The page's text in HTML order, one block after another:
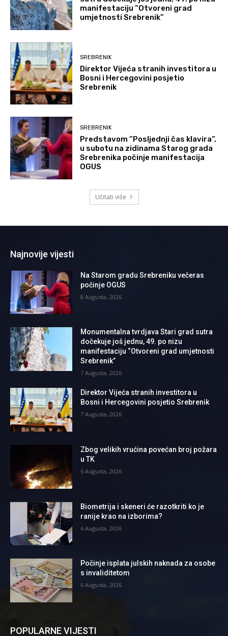
manifestaciju “Otvoreni grad
umjetnosti Srebrenik”
SREBRENIK
Direktor Vijeća stranih investitora u
Bosni i Hercegovini posjetio
Srebrenik
SREBRENIK
Predstavom “Posljednji čas klavira”,
u subotu na zidinama Starog grada
Srebrenika počinje manifestacija
OGUS
Učitati više
Najnovije vijesti
Na Starom gradu Srebreniku večeras
počinje OGUS
8 Augusta, 2026
Monumentalna tvrdjava Stari grad sutra
dočekuje još jednu, 49. po nizu
manifestaciju “Otvoreni grad umjetnosti
Srebrenik”
7 Augusta, 2026
Direktor Vijeća stranih investitora u
Bosni i Hercegovini posjetio Srebrenik
7 Augusta, 2026
Zbog velikih vrućina povećan broj požara
u TK
6 Augusta, 2026
Biometrija i skeneri će razotkriti ko je
ranije krao na izborima?
6 Augusta, 2026
Počinje isplata julskih naknada za osobe
s invaliditetom
6 Augusta, 2026
POPULARNE VIJESTI